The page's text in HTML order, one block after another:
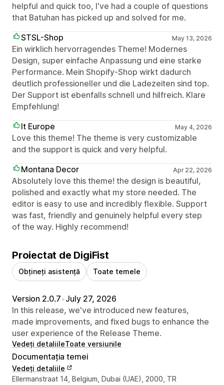
helpful and quick too, I've had a couple of questions
that Batuhan has picked up and solved for me.
STSL-Shop
May 13, 2026
Ein wirklich hervorragendes Theme! Modernes
Design, super einfache Anpassung und eine starke
Performance. Mein Shopify-Shop wirkt dadurch
deutlich professioneller und die Ladezeiten sind top.
Der Support ist ebenfalls schnell und hilfreich. Klare
Empfehlung!
It Europe
May 4, 2026
Love this theme! The theme is very customizable
and the support is quick and very helpful.
Montana Decor
Apr 22, 2026
Absolutely love this theme! the design is beautiful,
polished and exactly what my store needed. The
editor is easy to use and incredibly flexible. Support
was fast, friendly and genuinely helpful every step
of the way. Highly recommend!
Proiectat de DigiFist
Obțineți asistență Toate temele
Version 2.0.7•July 27, 2026
In this release, we've introduced new features,
made improvements, and fixed bugs to enhance the
user experience of the Release Theme.
Vedeți detaliileToate versiunile
Documentația temei
Vedeți detaliile
Detaliile de contact ale designerului
Ellermanstraat 14, Belgium, Dubai (UAE), 2000, TR